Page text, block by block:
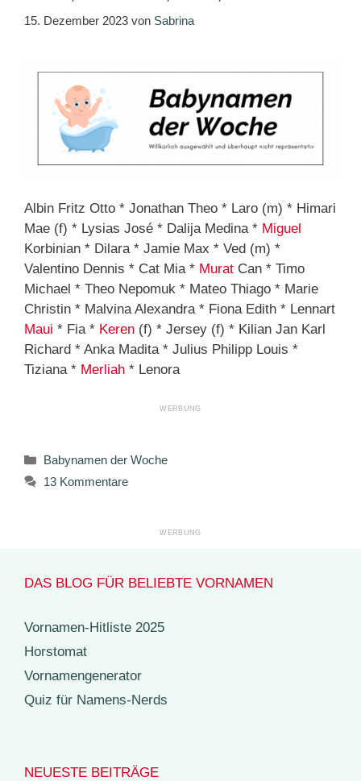
15. Dezember 2023 von Sabrina
Albin Fritz Otto * Jonathan Theo * Laro (m) * Himari
Mae (f) * Lysias José * Dalija Medina * Miguel
Korbinian * Dilara * Jamie Max * Ved (m) *
Valentino Dennis * Cat Mia * Murat Can * Timo
Michael * Theo Nepomuk * Mateo Thiago * Marie
Christin * Malvina Alexandra * Fiona Edith * Lennart
Maui * Fia * Keren (f) * Jersey (f) * Kilian Jan Karl
Richard * Anka Madita * Julius Philipp Louis *
Tiziana * Merliah * Lenora
Kategorien
Babynamen der Woche
13 Kommentare
DAS BLOG FÜR BELIEBTE VORNAMEN
Vornamen-Hitliste 2025
Horstomat
Vornamengenerator
Quiz für Namens-Nerds
NEUESTE BEITRÄGE